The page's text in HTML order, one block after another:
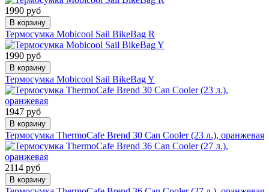
1990 руб
В корзину
Термосумка Mobicool Sail BikeBag R
1990 руб
В корзину
Термосумка Mobicool Sail BikeBag Y
1947 руб
В корзину
Термосумка ThermoCafe Brend 30 Can Cooler (23 л.), оранжевая
2114 руб
В корзину